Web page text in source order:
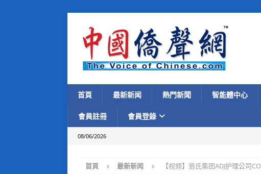
首頁 最新新闻 熱門新聞 智能體中心
會員註冊 會員登錄
08/06/2026
首頁 最新新闻 【视频】翁氏集团ADJ护理公司